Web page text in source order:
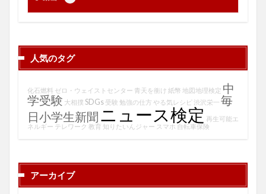
人気のタグ
化石燃料 ゼロ・ウェイストセンター 青天を衝け 紙幣 地図地理検定 中
学受験 大相撲 SDGs 受験 勉強の仕方 やる気レシピ 渋沢栄一 毎
日小学生新聞 ニュース検定 再生可能エ
ネルギー テレワーク 教育 知りたいんジャー スマホ 自転車保険
アーカイブ